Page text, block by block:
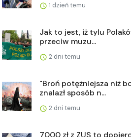
1 dzień temu
Jak to jest, iż tylu
przeciw muzu...
2 dni temu
"Broń potężniejsza niż
znalazł sposób n...
2 dni temu
7000 zł z ZUS to